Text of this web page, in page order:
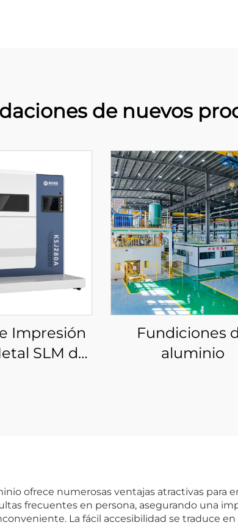
de nuevos
Impresión
SLM de
Fundiciones
aluminio
ofrece numerosas ventajas atractivas para
frecuentes en persona, asegurando una
La fácil accesibilidad se traduce